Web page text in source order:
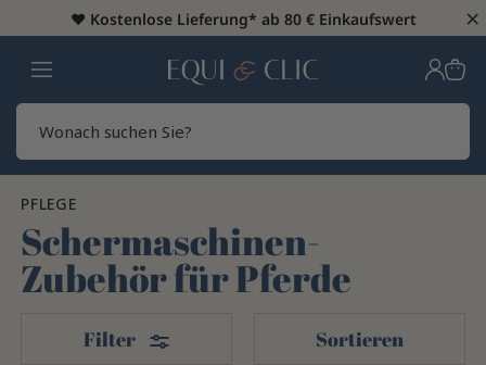
♥️ Kostenlose Lieferung* ab 80 € Einkaufswert ×
Heim
PFLEGE
Schermaschinen-
Zubehör für Pferde
Filter Filter Sortieren